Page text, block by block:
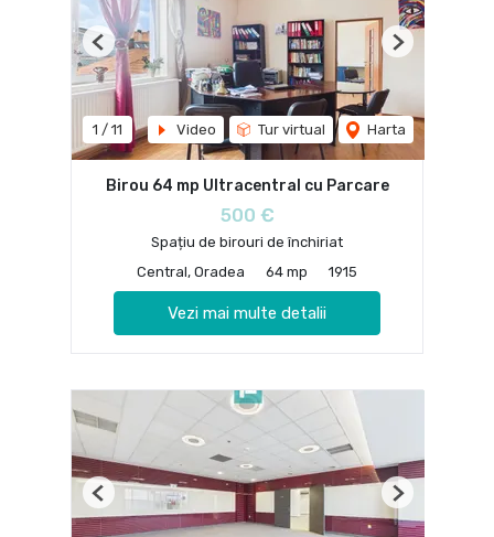
1 / 11 Video Tur virtual Harta
Previous Next
Birou 64 mp Ultracentral cu Parcare
500 €
Spațiu de birouri de închiriat
Central, Oradea
64 mp 1915
Vezi mai multe detalii
Previous Next